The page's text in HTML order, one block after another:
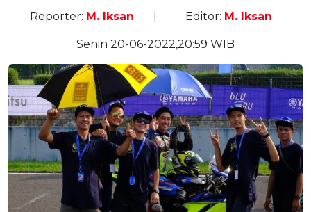
Reporter: M. Iksan Editor: M. Iksan
Senin 20-06-2022,20:59 WIB